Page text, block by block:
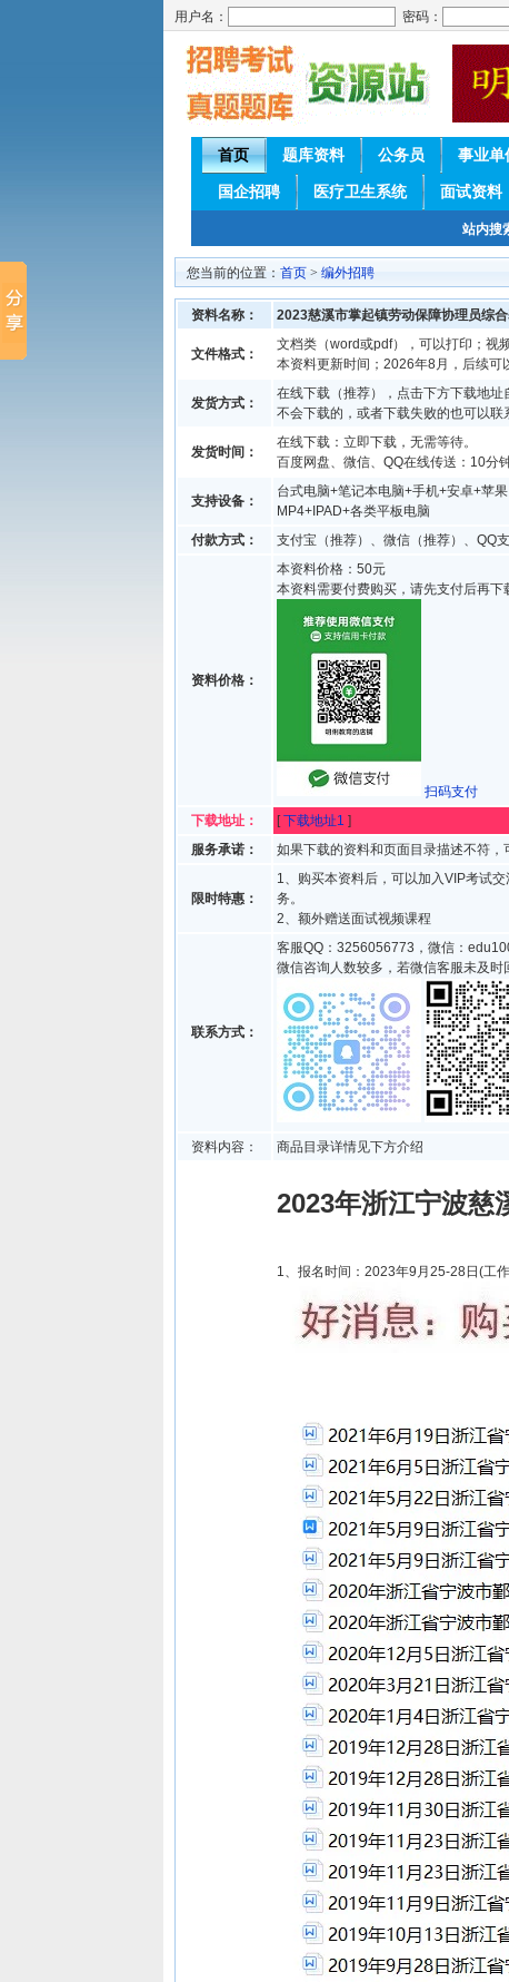
用户名： 密码：
首页 题库资料 公务员 事业单
国企招聘 医疗卫生系统 面试资料
站内搜
您当前的位置： 首页 > 编外招聘
资料名称： 2023慈溪市掌起镇劳动保障协理员综
文件格式：
文档类（word或pdf），可以打印；视
本资料更新时间；2026年8月，后续
发货方式：
在线下载（推荐），点击下方下载地址
不会下载的，或者下载失败的也可以联
发货时间：
在线下载：立即下载，无需等待。
百度网盘、微信、QQ在线传送：10分
支持设备：
台式电脑+笔记本电脑+手机+安卓+苹果
MP4+IPAD+各类平板电脑
付款方式：
支付宝（推荐）、微信（推荐）、QQ
资料价格：
本资料价格：50元
本资料需要付费购买，请先支付后再下
扫码支付
下载地址：
[下载地址1 ]
服务承诺：
如果下载的资料和页面目录描述不符
限时特惠：
1、购买本资料后，可以加入VIP考试
务。
2、额外赠送面试视频课程
联系方式：
客服QQ：3256056773，微信：
微信咨询人数较多，若微信客服未及时
资料内容： 商品目录详情见下方介绍
2023年浙江宁波慈
1、报名时间：2023年9月25-28日(工